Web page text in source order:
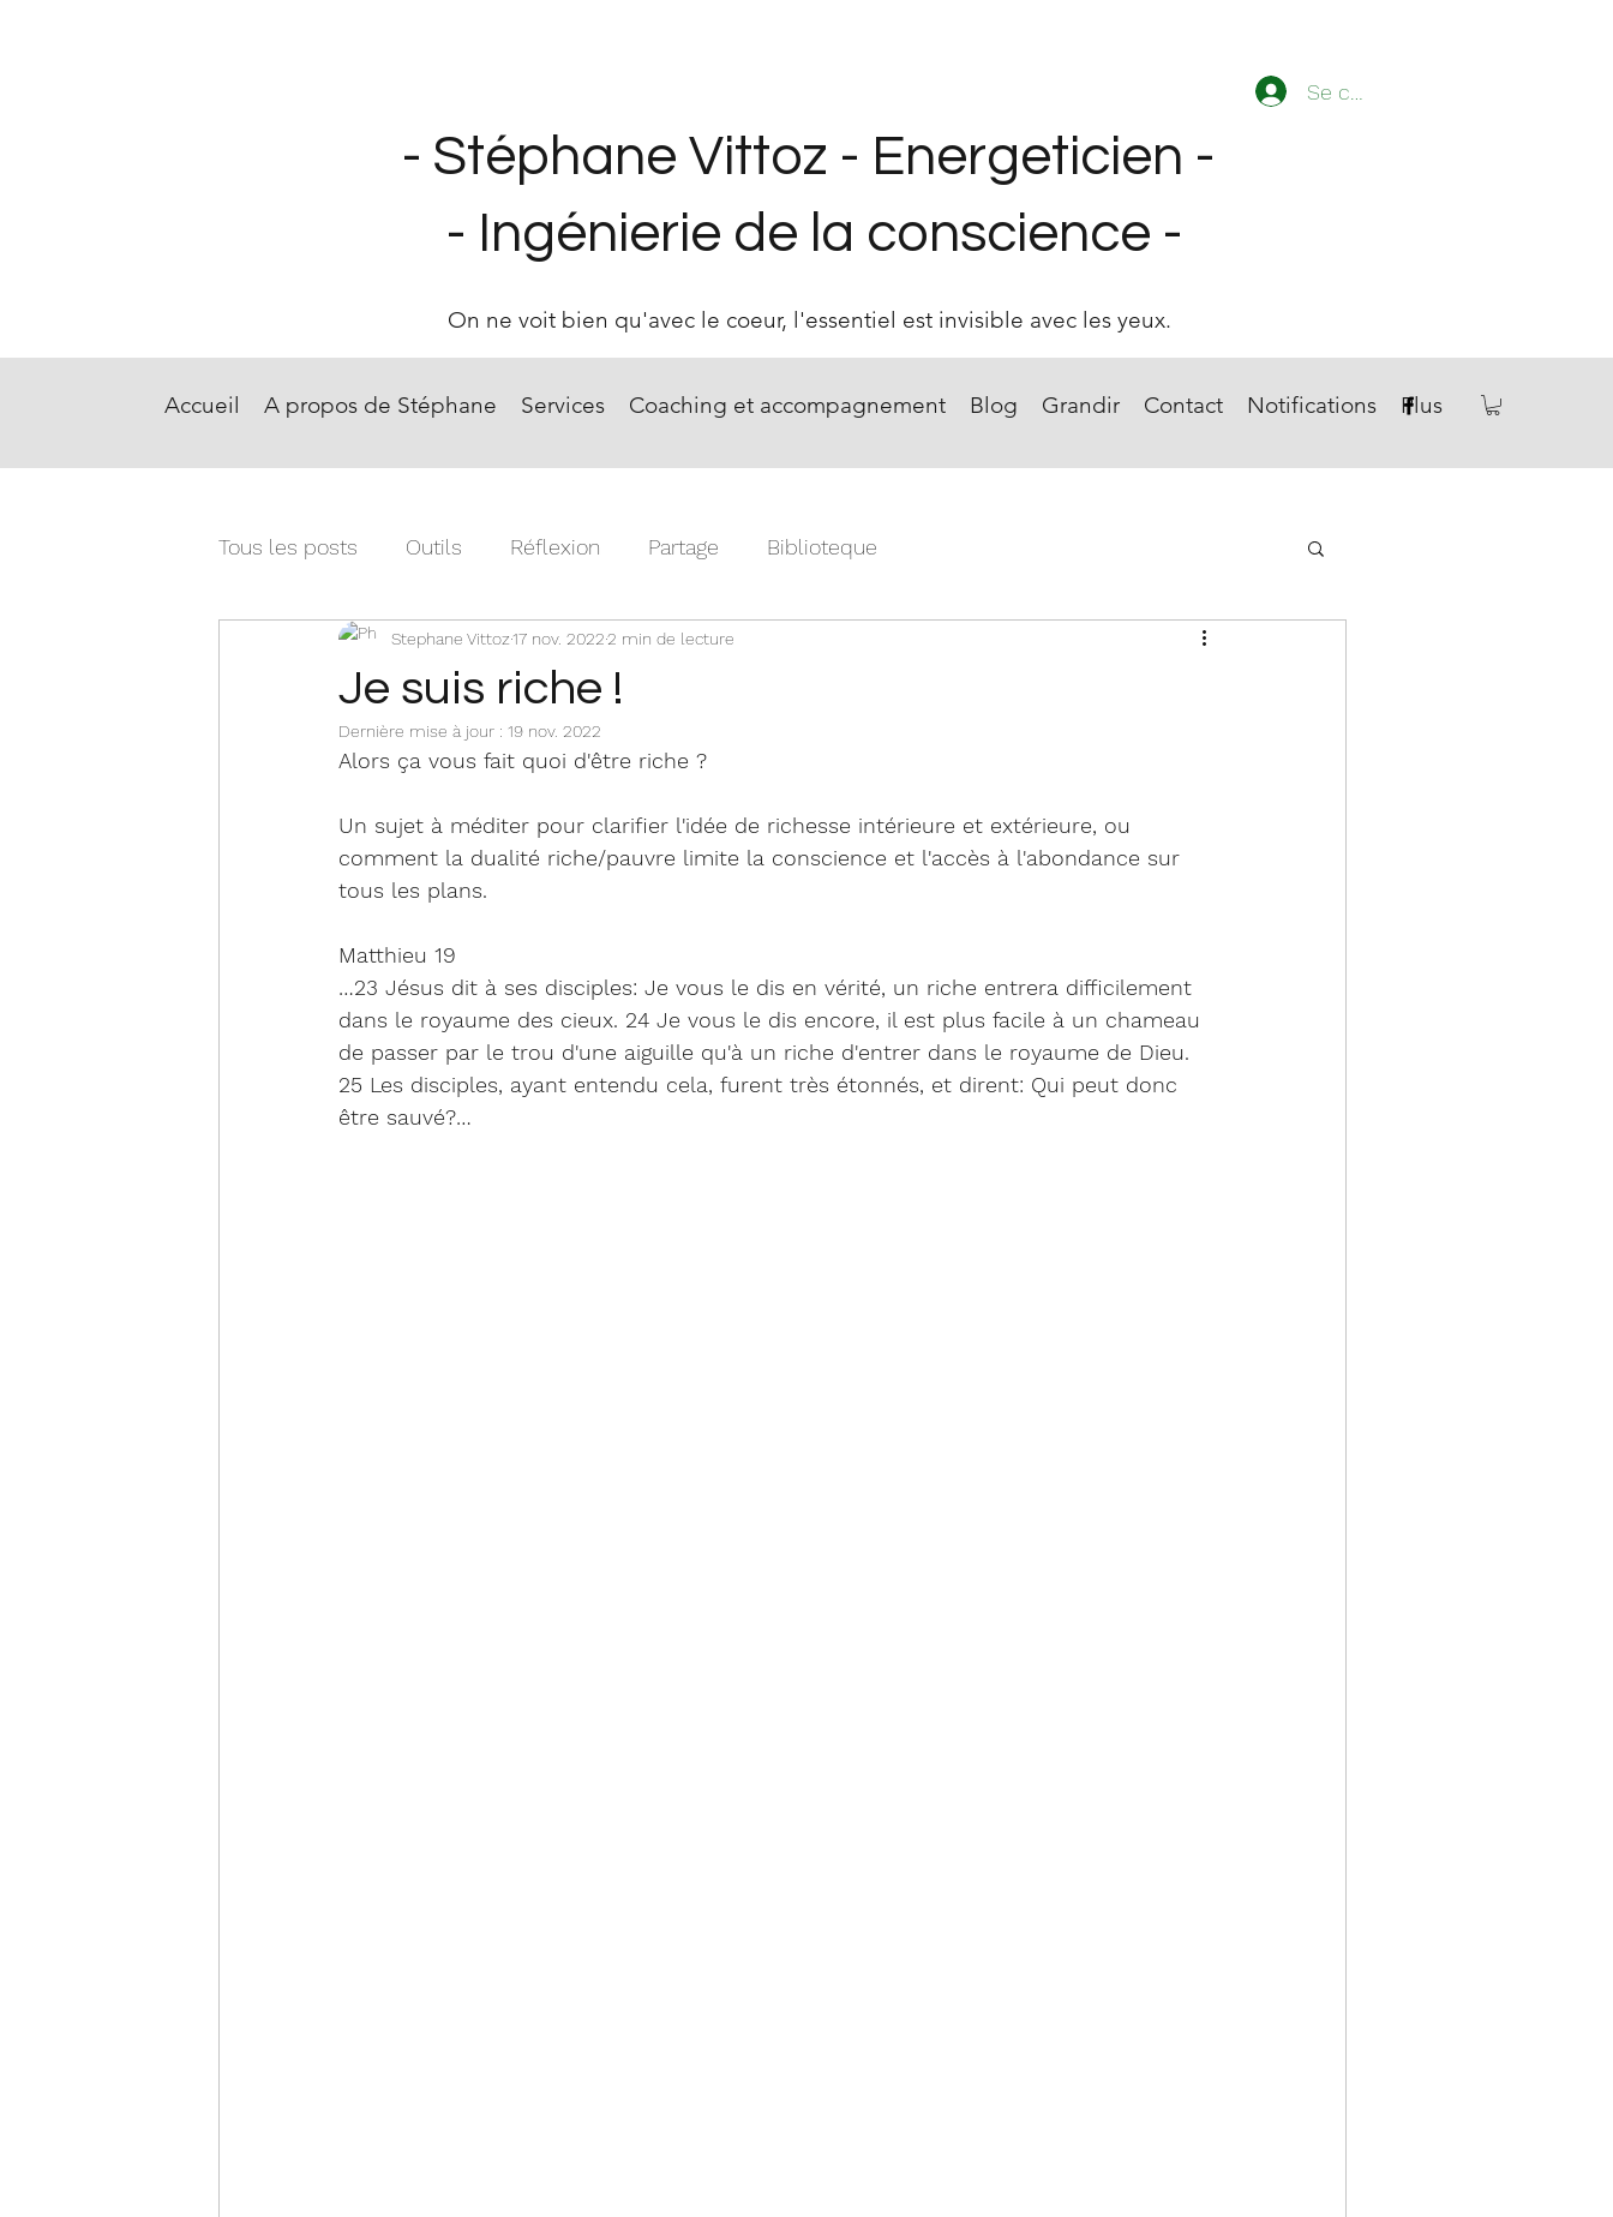
- Stéphane Vittoz - Energeticien -
- Ingénierie de la conscience -
On ne voit bien qu'avec le coeur, l'essentiel est invisible avec les yeux.
Accueil A propos de Stéphane Services Coaching et accompagnement Blog Grandir Contact Notifications Plus
Se connecter
Tous les posts Outils Réflexion Partage Biblioteque
Je suis riche !
Stephane Vittoz17 nov. 20222 min de lecture
Dernière mise à jour : 19 nov. 2022
Alors ça vous fait quoi d'être riche ?
Un sujet à méditer pour clarifier l'idée de richesse intérieure et extérieure, ou
comment la dualité riche/pauvre limite la conscience et l'accès à l'abondance sur
tous les plans.
Matthieu 19
…23 Jésus dit à ses disciples: Je vous le dis en vérité, un riche entrera difficilement
dans le royaume des cieux. 24 Je vous le dis encore, il est plus facile à un chameau
de passer par le trou d'une aiguille qu'à un riche d'entrer dans le royaume de Dieu.
25 Les disciples, ayant entendu cela, furent très étonnés, et dirent: Qui peut donc
être sauvé?…